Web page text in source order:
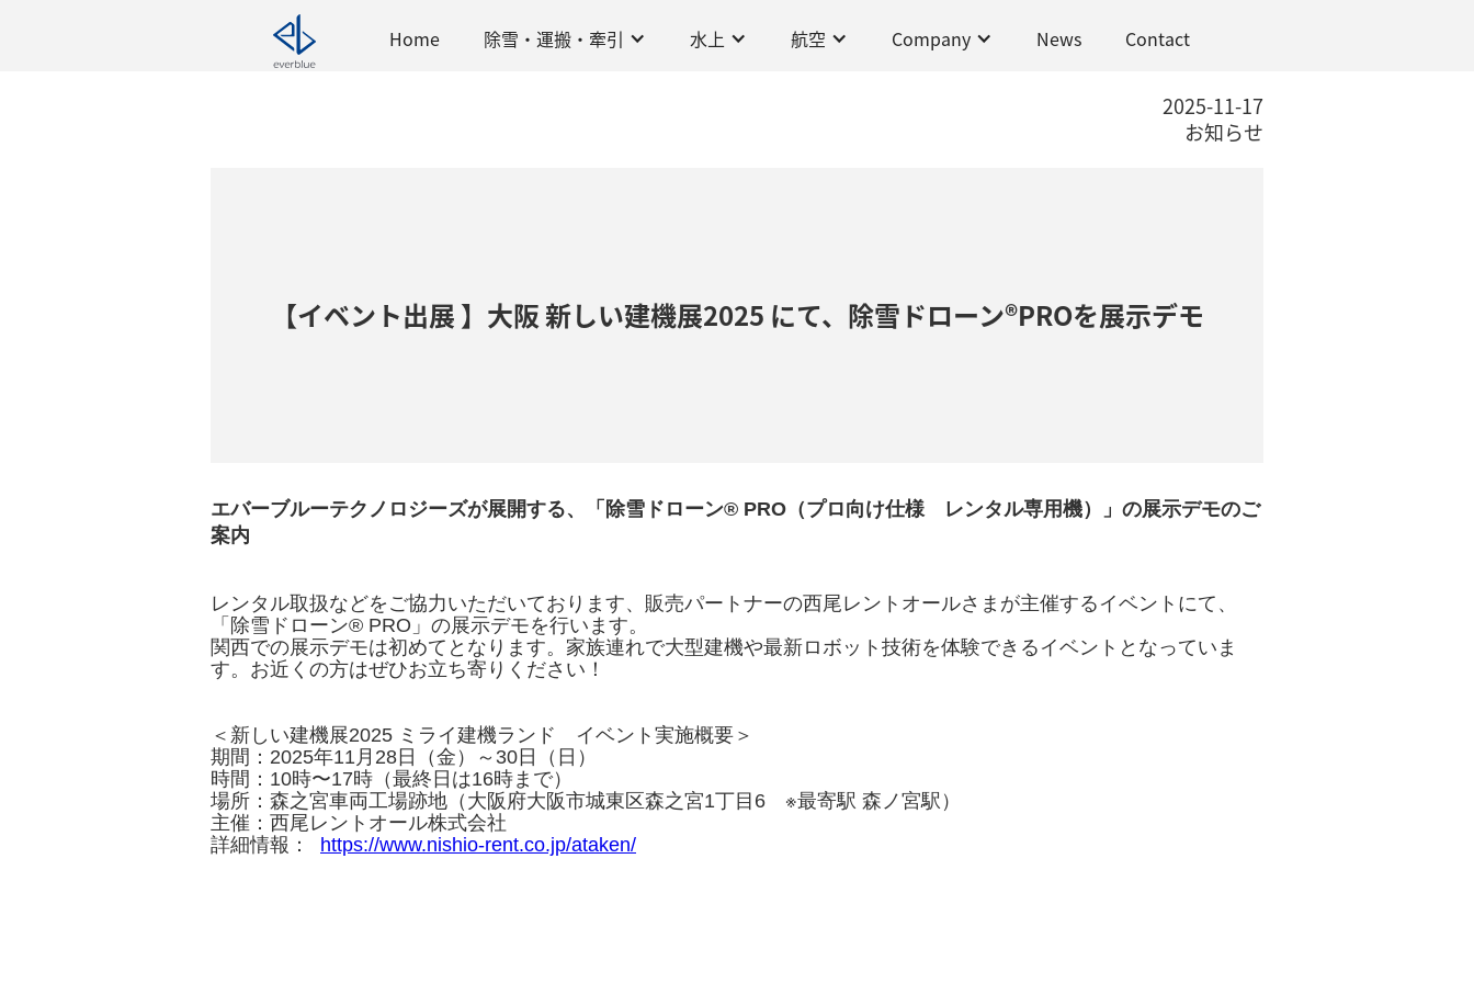
Home 除雪・運搬・牽引 水上 航空 Company News Contact
2025-11-17
お知らせ
【イベント出展 】大阪 新しい建機展2025 にて、除雪ドローン®PROを展示デモ
エバーブルーテクノロジーズが展開する、「除雪ドローン® PRO（プロ向け仕様 レンタル専用機）」の展示デモのご
案内
レンタル取扱などをご協力いただいております、販売パートナーの西尾レントオールさまが主催するイベントにて、
「除雪ドローン® PRO」の展示デモを行います。
関西での展示デモは初めてとなります。家族連れで大型建機や最新ロボット技術を体験できるイベントとなっていま
す。お近くの方はぜひお立ち寄りください！
＜新しい建機展2025 ミライ建機ランド イベント実施概要＞
期間：2025年11月28日（金）～30日（日）
時間：10時〜17時（最終日は16時まで）
場所：森之宮車両工場跡地（大阪府大阪市城東区森之宮1丁目6 ※最寄駅 森ノ宮駅）
主催：西尾レントオール株式会社
詳細情報：
https://www.nishio-rent.co.jp/ataken/